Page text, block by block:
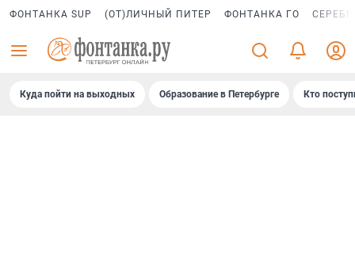
ФОНТАНКА SUP (ОТ)ЛИЧНЫЙ ПИТЕР ФОНТАНКА ГО
Куда пойти на выходных Образование в Петербурге Кто